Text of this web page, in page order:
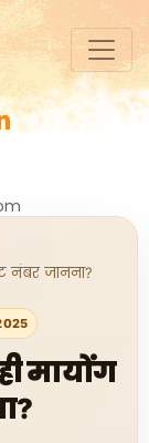
नंबर जानना?
मायोंग